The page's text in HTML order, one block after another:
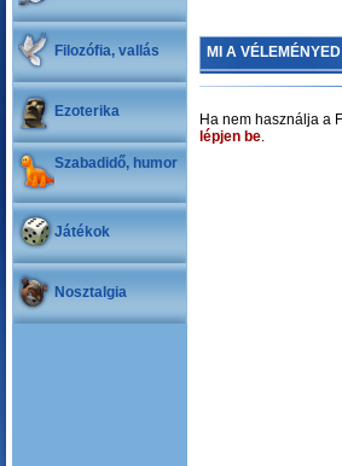
Filozófia, vallás
Ezoterika
Szabadidő, humor
Játékok
Nosztalgia
MI A
Ha nem használja a
lépjen be.